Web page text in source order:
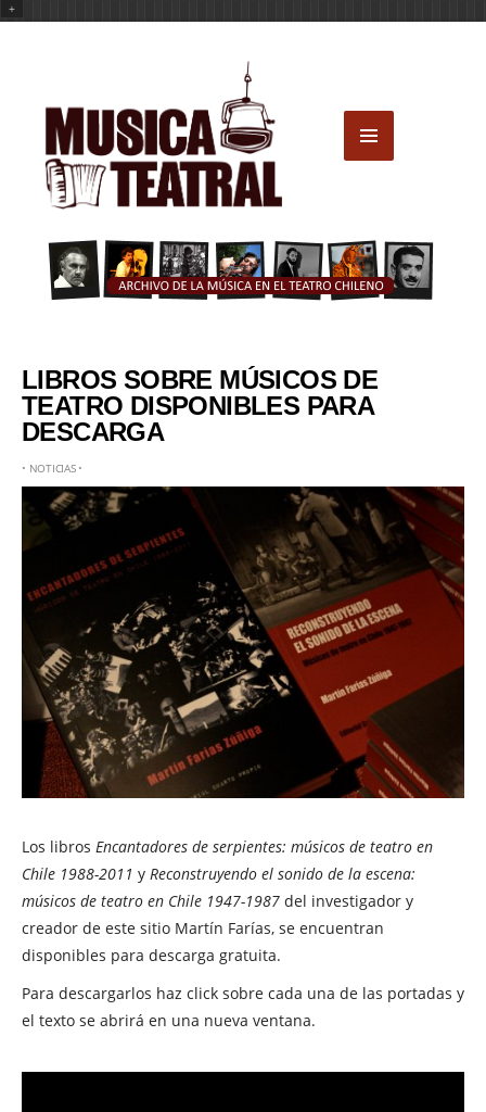
LIBROS SOBRE MÚSICOS DE
TEATRO DISPONIBLES PARA
DESCARGA
• NOTICIAS•
Los libros Encantadores de serpientes: músicos de teatro en
Chile 1988-2011 y Reconstruyendo el sonido de la escena:
músicos de teatro en Chile 1947-1987 del investigador y
creador de este sitio Martín Farías, se encuentran
disponibles para descarga gratuita.
Para descargarlos haz click sobre cada una de las portadas y
el texto se abrirá en una nueva ventana.
+